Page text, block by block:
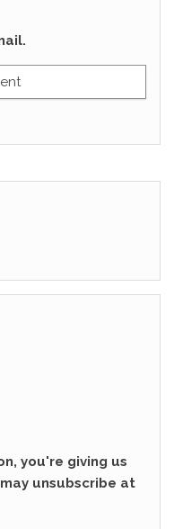
you're giving us
unsubscribe at